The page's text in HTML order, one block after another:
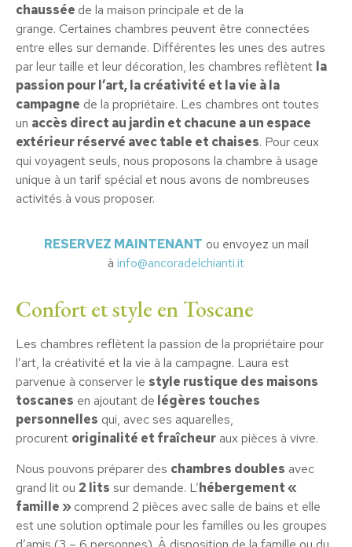
chaussée de la maison principale et de la
grange. Certaines chambres peuvent être connectées
entre elles sur demande. Différentes les unes des autres
par leur taille et leur décoration, les chambres reflètent la
passion pour l’art, la créativité et la vie à la
campagne de la propriétaire. Les chambres ont toutes
un accès direct au jardin et chacune a un espace
extérieur réservé avec table et chaises. Pour ceux
qui voyagent seuls, nous proposons la chambre à usage
unique à un tarif spécial et nous avons de nombreuses
activités à vous proposer.
RESERVEZ MAINTENANT ou envoyez un mail
à info@ancoradelchianti.it
Confort et style en Toscane
Les chambres reflètent la passion de la propriétaire pour
l’art, la créativité et la vie à la campagne. Laura est
parvenue à conserver le style rustique des maisons
toscanes en ajoutant de légères touches
personnelles qui, avec ses aquarelles,
procurent originalité et fraîcheur aux pièces à vivre.
Nous pouvons préparer des chambres doubles avec
grand lit ou 2 lits sur demande. L’hébergement «
famille »comprend 2 pièces avec salle de bains et elle
est une solution optimale pour les familles ou les groupes